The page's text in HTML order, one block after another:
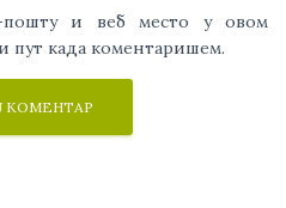
пошту и веб место у овом
пут када коментаришем.